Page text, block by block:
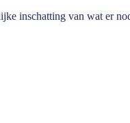
inschatting van wat er